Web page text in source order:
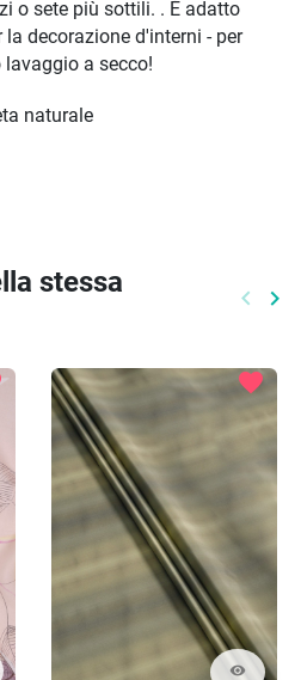
o sete più sottili. . È adatto
decorazione d'interni - per
lavaggio a secco!
naturale
stessa
keyboard_arrow_left keyboard_arrow_right
visibility
favorite